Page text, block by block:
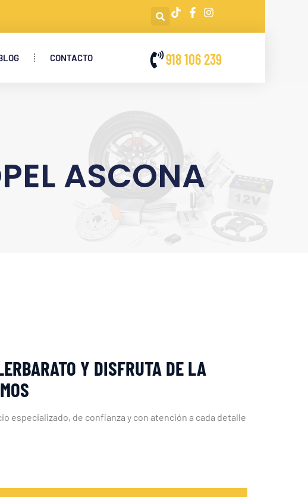
CONTACTO 918 106 239
ASCONA
Y DISFRUTA DE LA
especializado, de confianza y con atención a cada detalle